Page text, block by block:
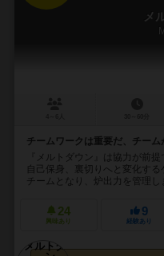
メ
チームワークは重要だ、チーム
『メルトダウン』は協力が前
自己保身、裏切りへと変化す
チームとなり、炉出力を管理
24
興味あり
9
経験あり